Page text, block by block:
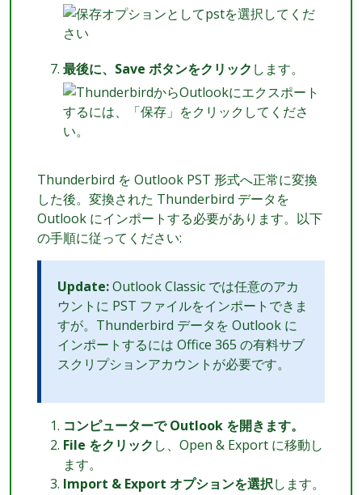
最後に、Save ボタンをクリック します。
Thunderbird を Outlook PST 形式へ正常に変換
した後。変換された Thunderbird データを
Outlook にインポートする必要があります。以下
の手順に従ってください:
Update:Outlook Classic では任意のアカ
ウントに PST ファイルをインポートできま
すが。Thunderbird データを Outlook に
インポートするには Office 365 の有料サブ
スクリプションアカウントが必要です。
コンピューターで Outlook を開きます。
File をクリック し、Open & Export に移動し
ます。
Import & Export オプションを選択します。